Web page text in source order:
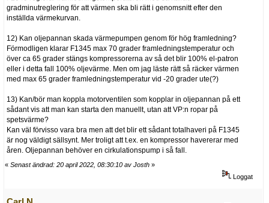
gradminutreglering för att värmen ska bli rätt i genomsnitt efter den
inställda värmekurvan.
12) Kan oljepannan skada värmepumpen genom för hög framledning?
Förmodligen klarar F1345 max 70 grader framledningstemperatur och
över ca 65 grader stängs kompressorerna av så det blir 100% el-patron
eller i detta fall 100% oljevärme. Men om jag läste rätt så räcker värmen
med max 65 grader framledningstemperatur vid -20 grader ute(?)
13) Kan/bör man koppla motorventilen som kopplar in oljepannan på ett
sådant vis att man kan starta den manuellt, utan att VP:n ropar på
spetsvärme?
Kan väl förvisso vara bra men att det blir ett sådant totalhaveri på F1345
är nog väldigt sällsynt. Mer troligt att t.ex. en kompressor havererar med
åren. Oljepannan behöver en cirkulationspump i så fall.
« Senast ändrad: 20 april 2022, 08:30:10 av Josth »
Loggat